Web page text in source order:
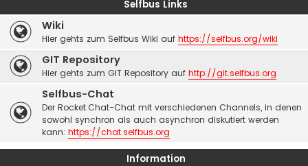
Selfbus Links
Wiki
Hier gehts zum Selfbus Wiki auf https://selfbus.org/wiki
GIT Repository
Hier gehts zum GIT Repository auf http://git.selfbus.org
Selfbus-Chat
Der Rocket.Chat-Chat mit verschiedenen Channels, in denen
sowohl synchron als auch asynchron diskutiert werden
kann: https://chat.selfbus.org
Information